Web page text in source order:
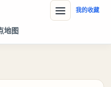
地图
我的收藏